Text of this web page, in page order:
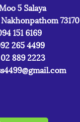
5 Salaya
73170
151 6169
265 4499
2223